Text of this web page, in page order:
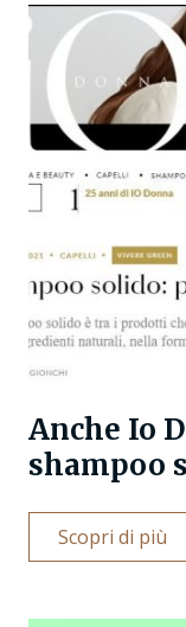
Anche Io
shampoo
Scopri di più